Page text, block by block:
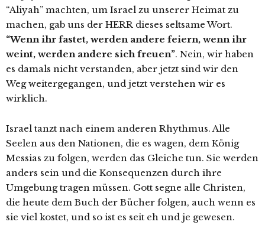
“Aliyah” machten, um Israel zu unserer Heimat zu
machen, gab uns der HERR dieses seltsame Wort.
“Wenn ihr fastet, werden andere feiern, wenn ihr
weint, werden andere sich freuen”. Nein, wir haben
es damals nicht verstanden, aber jetzt sind wir den
Weg weitergegangen, und jetzt verstehen wir es
wirklich.
Israel tanzt nach einem anderen Rhythmus. Alle
Seelen aus den Nationen, die es wagen, dem König
Messias zu folgen, werden das Gleiche tun. Sie werden
anders sein und die Konsequenzen durch ihre
Umgebung tragen müssen. Gott segne alle Christen,
die heute dem Buch der Bücher folgen, auch wenn es
sie viel kostet, und so ist es seit eh und je gewesen.